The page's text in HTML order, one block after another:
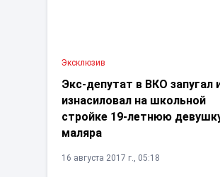
Эксклюзив
Экс-депутат в ВКО запугал
изнасиловал на школьной
стройке 19-летнюю
маляра
16 августа 2017 г., 05:18